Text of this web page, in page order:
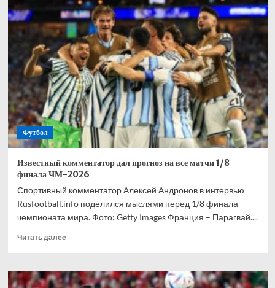
признался,
что
взволнован
своим
переходом
в
«Торонто»
Футбол
Известный комментатор дал прогноз на все матчи 1/8
финала ЧМ-2026
Спортивный комментатор Алексей Андронов в интервью
Rusfootball.info поделился мыслями перед 1/8 финала
чемпионата мира. Фото: Getty Images Франция – Парагвай....
Читать далееПрочитать
Известный
комментатор